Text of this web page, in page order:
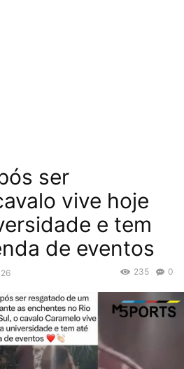
ser
vive hoje
e tem
de eventos
0
235